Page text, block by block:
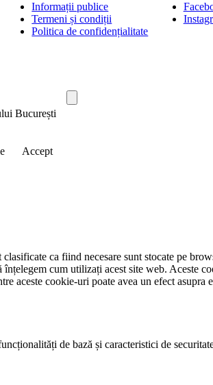
Informații publice
Termeni și condiții
Politica de confidențialitate
București
Accept
ca fiind necesare sunt stocate pe
cum utilizați acest site web. Aceste
aceste cookie-uri poate avea un efect asupra
de bază și caracteristici de